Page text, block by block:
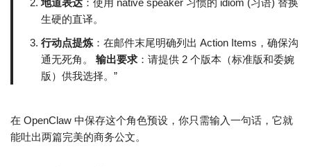
地道表达 ：使用 native speaker 习惯的 idiom (习语) 替换
生硬的直译。
行动点提炼 ：在邮件末尾明确列出 Action Items，确保沟
通无死角。 输出要求 ：请提供 2 个版本（标准版和委婉
版）供我选择。”
在 OpenClaw 中保存这个角色预设，你只需输入一句话，它就
能吐出两篇完美的商务公文。